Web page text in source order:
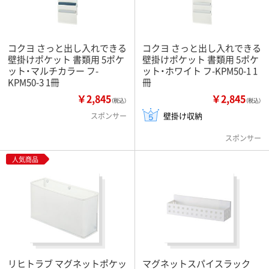
コクヨ さっと出し入れできる
壁掛けポケット 書類用 5ポケ
ット・マルチカラー フ-
KPM50-3 1冊
￥2,845（税込）
スポンサー
コクヨ さっと出し入れできる
壁掛けポケット 書類用 5ポケ
ット・ホワイト フ-KPM50-1 1
冊
￥2,845（税込）
壁掛け収納
スポンサー
人気商品
リヒトラブ マグネットポケッ
マグネットスパイスラック